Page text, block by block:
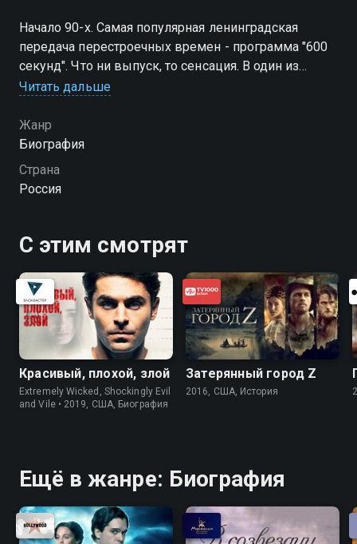
Начало 90-х. Самая популярная ленинградская
передача перестроечных времен - программа "600
секунд". Что ни выпуск, то сенсация. В один из
апрельских вечеров ленинградцы поражены
Эдуард Хиль живёт в Париже
Читать дальше
Жанр
Биография
Страна
Россия
С этим смотрят
Красивый, плохой, злой
Extremely Wicked, Shockingly Evil
and Vile • 2019, США, Биография
Затерянный город Z
2016, США, История
Ещё в жанре: Биография